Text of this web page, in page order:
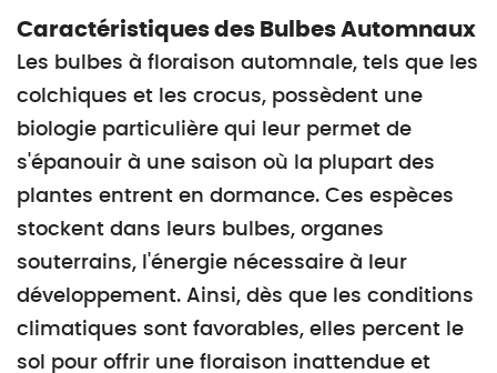
Caractéristiques des Bulbes Automnaux
Les bulbes à floraison automnale, tels que les
colchiques et les crocus, possèdent une
biologie particulière qui leur permet de
s'épanouir à une saison où la plupart des
plantes entrent en dormance. Ces espèces
stockent dans leurs bulbes, organes
souterrains, l'énergie nécessaire à leur
développement. Ainsi, dès que les conditions
climatiques sont favorables, elles percent le
sol pour offrir une floraison inattendue et